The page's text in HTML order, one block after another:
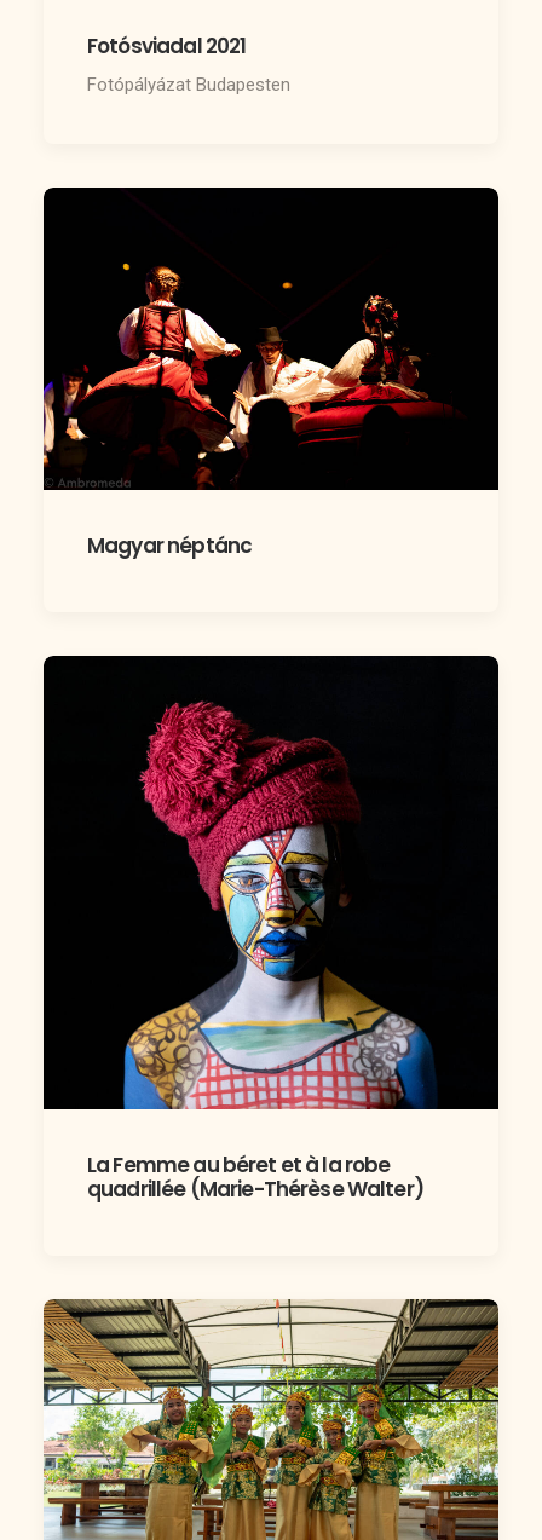
Fotósviadal 2021
Fotópályázat Budapesten
Magyar néptánc
La Femme au béret et à la robe
quadrillée (Marie-Thérèse Walter)